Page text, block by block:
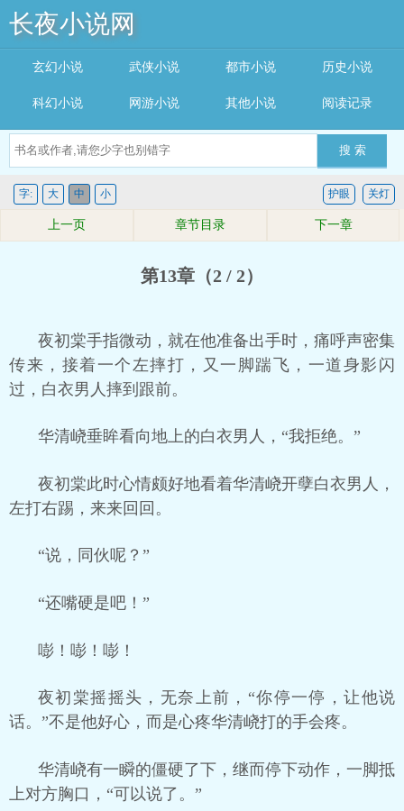
长夜小说网
搜 索
玄幻小说 武侠小说 都市小说 历史小说
科幻小说 网游小说 其他小说 阅读记录
字: 大 中 小 关灯
护眼
第13章（2 / 2）
上一页 章节目录 下一章
夜初棠手指微动，就在他准备出手时，痛呼声密集
传来，接着一个左摔打，又一脚踹飞，一道身影闪
过，白衣男人摔到跟前。
华清峣垂眸看向地上的白衣男人，“我拒绝。”
夜初棠此时心情颇好地看着华清峣开孽白衣男人，
左打右踢，来来回回。
“说，同伙呢？”
“还嘴硬是吧！”
嘭！嘭！嘭！
夜初棠摇摇头，无奈上前，“你停一停，让他说
话。”不是他好心，而是心疼华清峣打的手会疼。
华清峣有一瞬的僵硬了下，继而停下动作，一脚抵
上对方胸口，“可以说了。”